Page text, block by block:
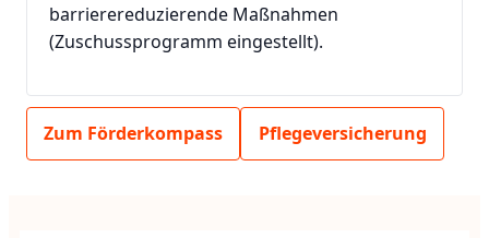
barrierereduzierende Maßnahmen
(Zuschussprogramm eingestellt).
Zum Förderkompass Pflegeversicherung